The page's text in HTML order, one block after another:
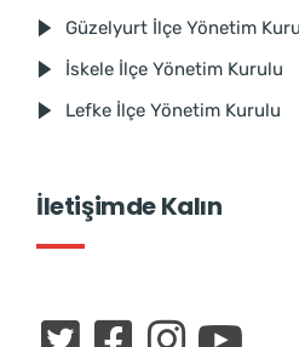
Güzelyurt İlçe Yönetim
İskele İlçe Yönetim Kurulu
Lefke İlçe Yönetim Kurulu
İletişimde Kalın